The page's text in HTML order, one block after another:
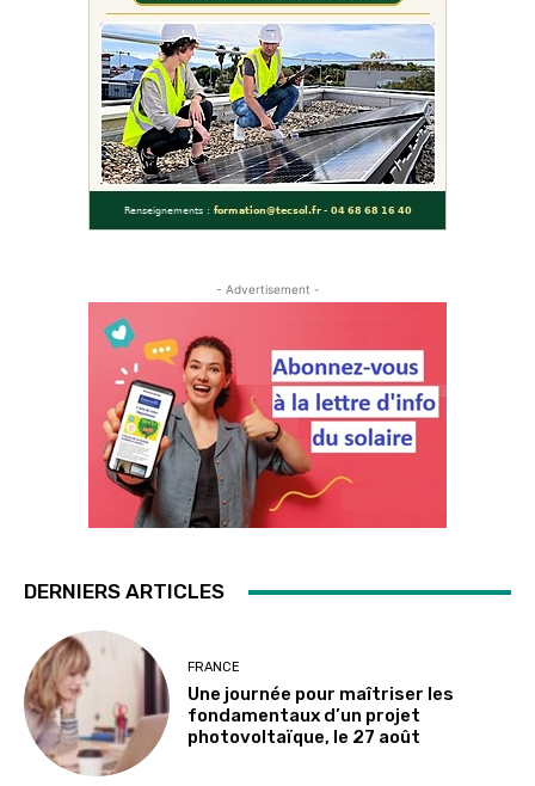
- Advertisement -
DERNIERS ARTICLES
FRANCE
Une journée pour maîtriser les
fondamentaux d’un projet
photovoltaïque, le 27 août